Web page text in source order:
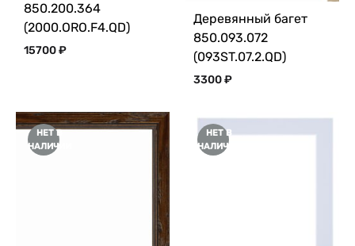
850.200.364
(2000.ORO.F4.QD)
15700₽
Деревянный багет
850.093.072
(093ST.07.2.QD)
3300₽
НЕТ В
НАЛИЧИИ
НЕТ В
НАЛИЧИИ